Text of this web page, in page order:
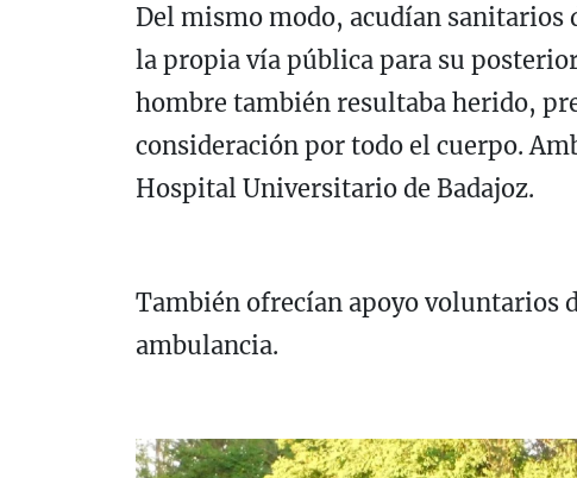
Del mismo modo, acudían sanitarios
la propia vía pública para su
hombre también resultaba herido,
consideración por todo el cuerpo.
Hospital Universitario de Badajoz.
También ofrecían apoyo voluntarios
ambulancia.